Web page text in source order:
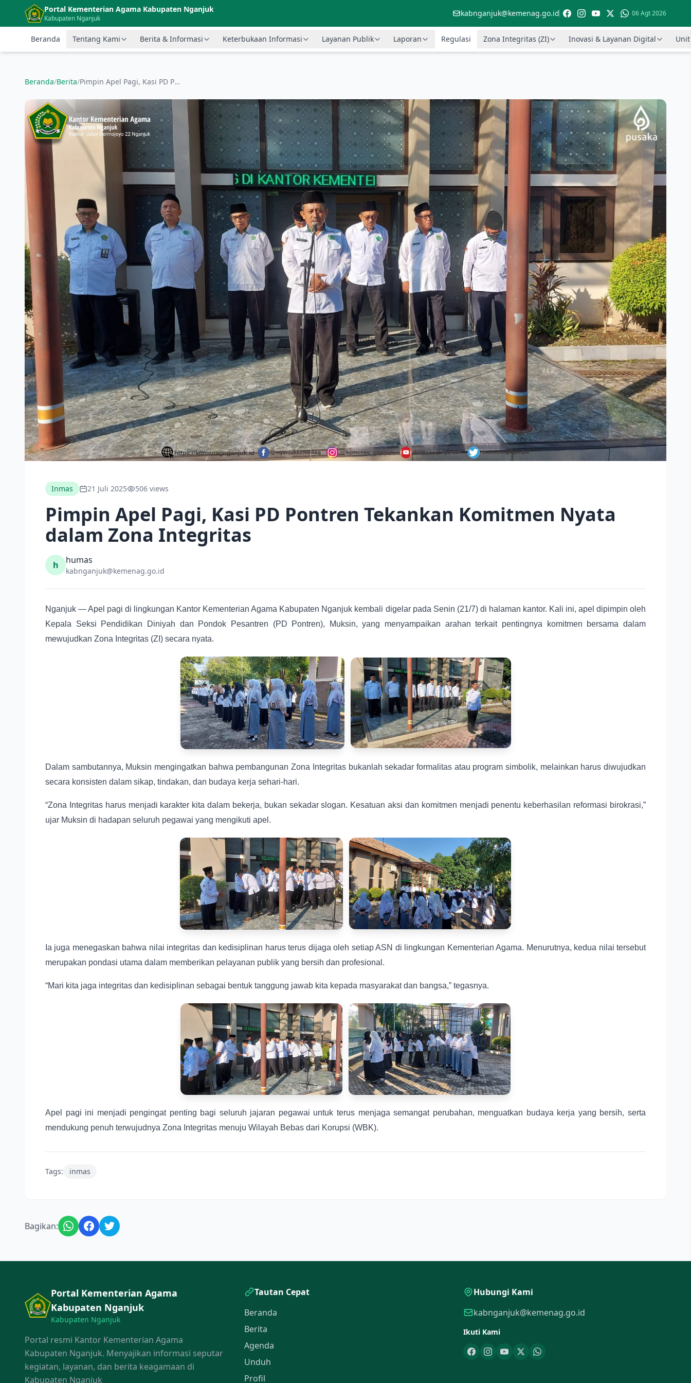
Langsung ke konten utama
Portal Kementerian Agama Kabupaten Nganjuk
Kabupaten Nganjuk
kabnganjuk@kemenag.go.id 06 Agt 2026
Beranda Tentang Kami Berita & Informasi Keterbukaan Informasi Layanan Publik Laporan Regulasi Zona Integritas (ZI) Inovasi & Layanan Digital
Beranda/Berita/ Pimpin Apel Pagi, Kasi PD Pontren Tekankan Komitmen Nyata dalam Zona Integritas
Inmas 21 Juli 2025 506 views
Pimpin Apel Pagi, Kasi PD Pontren Tekankan Komitmen Nyata
dalam Zona Integritas
h humas
kabnganjuk@kemenag.go.id
Nganjuk — Apel pagi di lingkungan Kantor Kementerian Agama Kabupaten Nganjuk kembali digelar pada Senin (21/7) di halaman kantor. Kali ini, apel dipimpin oleh
Kepala Seksi Pendidikan Diniyah dan Pondok Pesantren (PD Pontren), Muksin, yang menyampaikan arahan terkait pentingnya komitmen bersama dalam
mewujudkan Zona Integritas (ZI) secara nyata.
Dalam sambutannya, Muksin mengingatkan bahwa pembangunan Zona Integritas bukanlah sekadar formalitas atau program simbolik, melainkan harus diwujudkan
secara konsisten dalam sikap, tindakan, dan budaya kerja sehari-hari.
“Zona Integritas harus menjadi karakter kita dalam bekerja, bukan sekadar slogan. Kesatuan aksi dan komitmen menjadi penentu keberhasilan reformasi birokrasi,”
ujar Muksin di hadapan seluruh pegawai yang mengikuti apel.
Ia juga menegaskan bahwa nilai integritas dan kedisiplinan harus terus dijaga oleh setiap ASN di lingkungan Kementerian Agama. Menurutnya, kedua nilai tersebut
merupakan pondasi utama dalam memberikan pelayanan publik yang bersih dan profesional.
“Mari kita jaga integritas dan kedisiplinan sebagai bentuk tanggung jawab kita kepada masyarakat dan bangsa,” tegasnya.
Apel pagi ini menjadi pengingat penting bagi seluruh jajaran pegawai untuk terus menjaga semangat perubahan, menguatkan budaya kerja yang bersih, serta
mendukung penuh terwujudnya Zona Integritas menuju Wilayah Bebas dari Korupsi (WBK).
Tags: inmas
Bagikan:
Portal Kementerian Agama
Kabupaten Nganjuk
Kabupaten Nganjuk
Portal resmi Kantor Kementerian Agama
Kabupaten Nganjuk. Menyajikan informasi seputar
kegiatan, layanan, dan berita keagamaan di
Kabupaten Nganjuk
Tautan Cepat
Beranda
Berita
Agenda
Unduh
Profil
Hubungi Kami
kabnganjuk@kemenag.go.id
Ikuti Kami